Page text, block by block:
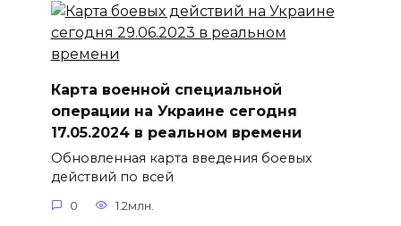
Карта военной специальной
операции на Украине сегодня
17.05.2024 в реальном времени
Обновленная карта введения боевых
действий по всей
0 1.2млн.